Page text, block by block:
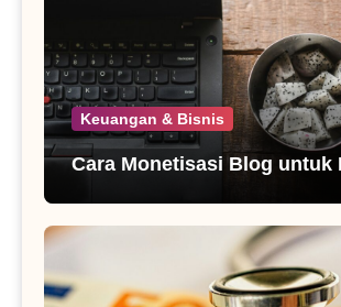
Keuangan & Bisnis
Cara Monetisasi Blog untuk